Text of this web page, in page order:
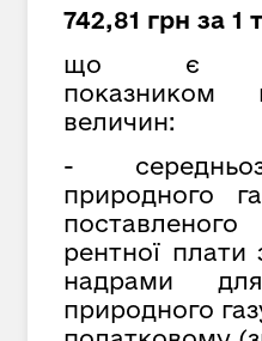
742,81 грн за 1
що є
показником
величин:
-
природного
рентної плати
надрами
природного